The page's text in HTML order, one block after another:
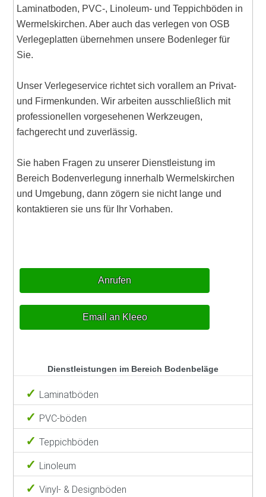
Laminatboden, PVC-, Linoleum- und Teppichböden in
Wermelskirchen. Aber auch das verlegen von OSB
Verlegeplatten übernehmen unsere Bodenleger für
Sie.
Unser Verlegeservice richtet sich vorallem an Privat-
und Firmenkunden. Wir arbeiten ausschließlich mit
professionellen vorgesehenen Werkzeugen,
fachgerecht und zuverlässig.
Sie haben Fragen zu unserer Dienstleistung im
Bereich Bodenverlegung innerhalb Wermelskirchen
und Umgebung, dann zögern sie nicht lange und
kontaktieren sie uns für Ihr Vorhaben.
Anrufen
Email an Kleeo
Dienstleistungen im Bereich Bodenbeläge
Laminatböden
PVC-böden
Teppichböden
Linoleum
Vinyl- & Designböden